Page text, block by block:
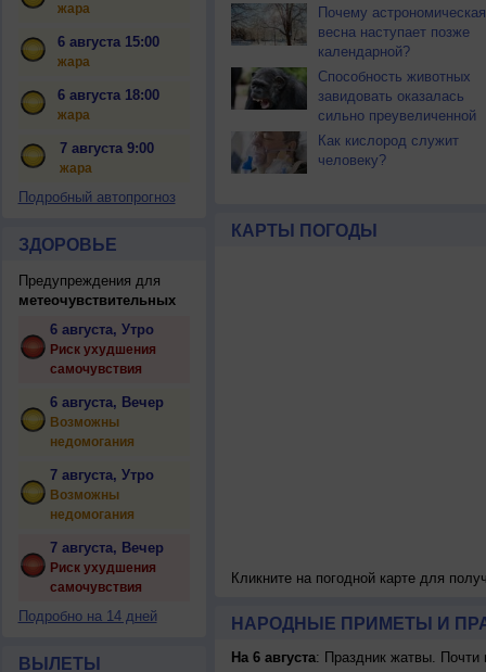
жара
6 августа 15:00
жара
6 августа 18:00
жара
7 августа 9:00
жара
Подробный автопрогноз
ЗДОРОВЬЕ
Предупреждения для
метеочувствительных
6 августа, Утро
Риск ухудшения
самочувствия
6 августа, Вечер
Возможны
недомогания
7 августа, Утро
Возможны
недомогания
7 августа, Вечер
Риск ухудшения
самочувствия
Подробно на 14 дней
ВЫЛЕТЫ
Почему астрономическая
весна наступает позже
календарной?
Способность животных
завидовать оказалась
сильно преувеличенной
Как кислород служит
человеку?
КАРТЫ ПОГОДЫ
Кликните на погодной карте для
НАРОДНЫЕ ПРИМЕТЫ И
На 6 августа: Праздник жатвы. Почти